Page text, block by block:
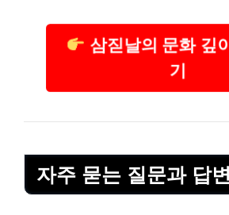
삼짇날의 문화 깊
기
자주 묻는 질문과 답변